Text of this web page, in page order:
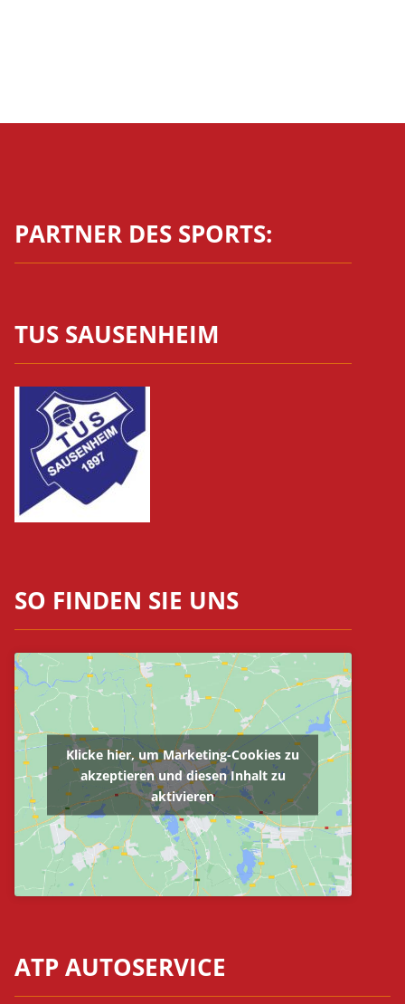
PARTNER DES SPORTS:
TUS SAUSENHEIM
SO FINDEN SIE UNS
Klicke hier, um Marketing-Cookies zu
akzeptieren und diesen Inhalt zu
aktivieren
ATP AUTOSERVICE